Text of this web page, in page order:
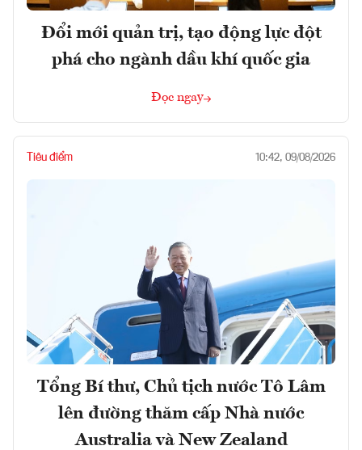
Đổi mới quản trị, tạo động lực đột
phá cho ngành dầu khí quốc gia
Đọc ngay
Tiêu điểm 10:42, 09/08/2026
Tổng Bí thư, Chủ tịch nước Tô Lâm
lên đường thăm cấp Nhà nước
Australia và New Zealand